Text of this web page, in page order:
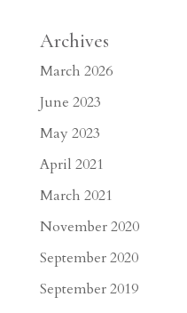
Archives
March 2026
June 2023
May 2023
April 2021
March 2021
November 2020
September 2020
September 2019